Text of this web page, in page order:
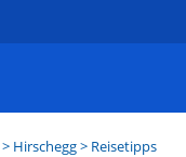
> Hirschegg> Reisetipps